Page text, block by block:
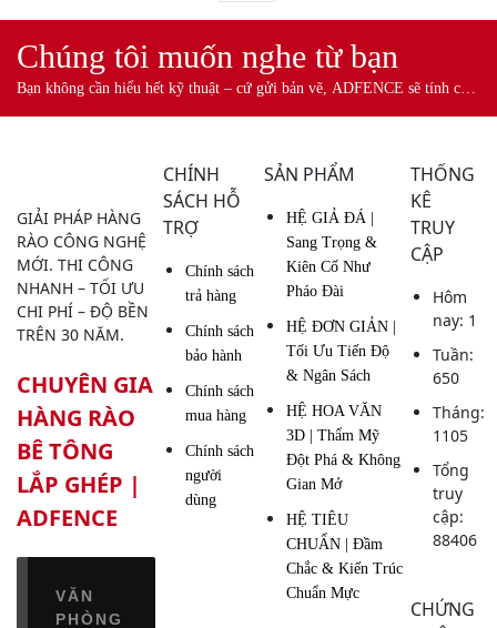
Chúng tôi muốn nghe từ bạn
Bạn không cần hiểu hết kỹ thuật – cứ gửi bản vẽ, ADFENCE sẽ tính cho
GIẢI PHÁP HÀNG
RÀO CÔNG NGHỆ
MỚI. THI CÔNG
NHANH – TỐI ƯU
CHI PHÍ – ĐỘ BỀN
TRÊN 30 NĂM.
CHUYÊN GIA
HÀNG RÀO
BÊ TÔNG
LẮP GHÉP |
ADFENCE
VĂN
PHÒNG
CHÍNH
SÁCH HỖ
TRỢ
Chính sách
trả hàng
Chính sách
bảo hành
Chính sách
mua hàng
Chính sách
người
dùng
SẢN PHẨM
HỆ GIẢ ĐÁ |
Sang Trọng &
Kiên Cố Như
Pháo Đài
HỆ ĐƠN GIẢN |
Tối Ưu Tiến Độ
& Ngân Sách
HỆ HOA VĂN
3D | Thẩm Mỹ
Đột Phá & Không
Gian Mở
HỆ TIÊU
CHUẨN | Đầm
Chắc & Kiến Trúc
Chuẩn Mực
THỐNG
KÊ
TRUY
CẬP
Hôm
nay: 1
Tuần:
650
Tháng:
1105
Tổng
truy
cập:
88406
CHỨNG